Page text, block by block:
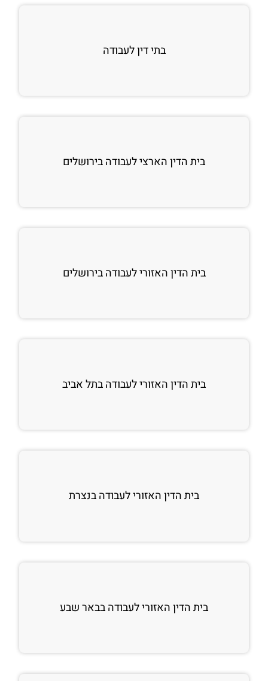
בתי דין לעבודה
בית הדין הארצי לעבודה בירושלים
בית הדין האזורי לעבודה בירושלים
בית הדין האזורי לעבודה בתל אביב
בית הדין האזורי לעבודה בנצרת
בית הדין האזורי לעבודה בבאר שבע